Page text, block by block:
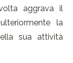
aggrava il
la
sua attività